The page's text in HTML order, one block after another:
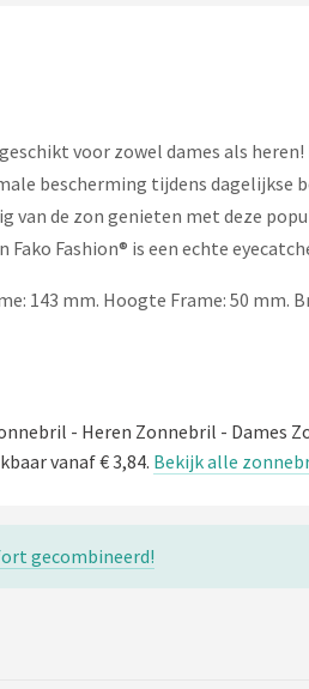
voor zowel dames als
bescherming tijdens
van de zon genieten met deze
Fashion® is een echte
143 mm. Hoogte Frame: 50 mm.
- Heren Zonnebril - Dames
vanaf € 3,84. Bekijk alle
gecombineerd!